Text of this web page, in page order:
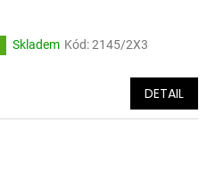
Skladem Kód:2145/2X3
DETAIL